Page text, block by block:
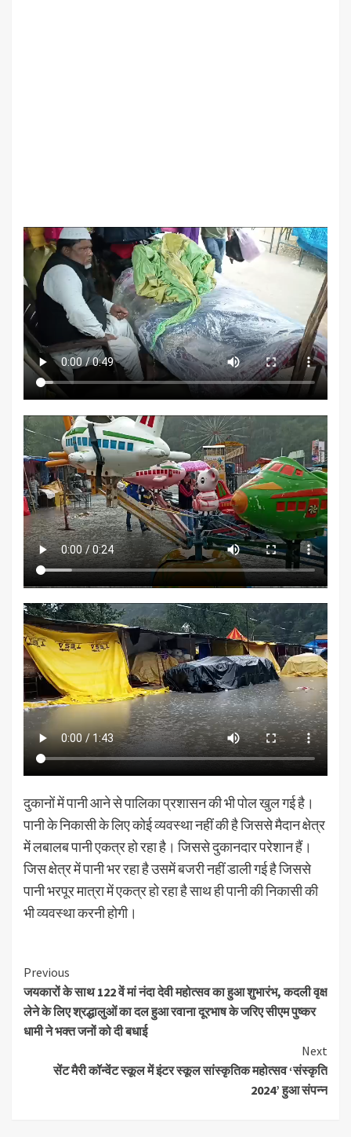
दुकानों में पानी आने से पालिका प्रशासन की भी पोल खुल गई है।
पानी के निकासी के लिए कोई व्यवस्था नहीं की है जिससे मैदान क्षेत्र
में लबालब पानी एकत्र हो रहा है। जिससे दुकानदार परेशान हैं।
जिस क्षेत्र में पानी भर रहा है उसमें बजरी नहीं डाली गई है जिससे
पानी भरपूर मात्रा में एकत्र हो रहा है साथ ही पानी की निकासी की
भी व्यवस्था करनी होगी।
Continue
Reading
Previous
जयकारों के साथ 122 वें मां नंदा देवी महोत्सव का हुआ शुभारंभ, कदली वृक्ष
लेने के लिए श्रद्धालुओं का दल हुआ रवाना दूरभाष के जरिए सीएम पुष्कर
धामी ने भक्त जनों को दी बधाई
Next
सेंट मैरी कॉन्वेंट स्कूल में इंटर स्कूल सांस्कृतिक महोत्सव ‘संस्कृति
2024’ हुआ संपन्न